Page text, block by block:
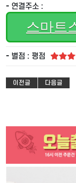
- 연결주소 :
스마트
- 별점 : 평점
이전글 다음글